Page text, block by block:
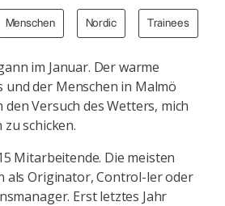
Menschen Nordic Trainees
im Januar. Der warme
und der Menschen in Malmö
Versuch des Wetters, mich
schicken.
Mitarbeitende. Die meisten
als Originator, Control-ler oder
Erst letztes Jahr